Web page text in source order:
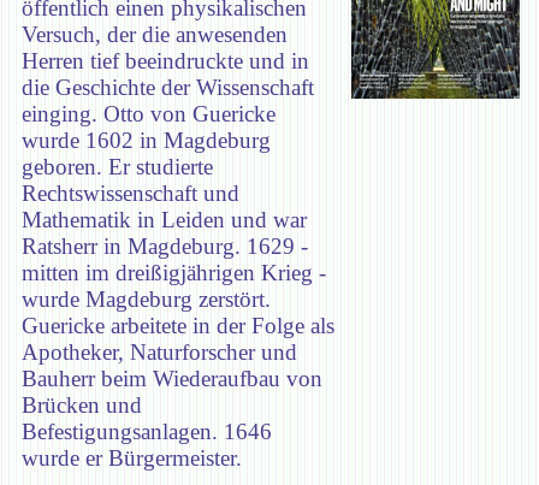
öffentlich einen physikalischen
Versuch, der die anwesenden
Herren tief beeindruckte und in
die Geschichte der Wissenschaft
einging. Otto von Guericke
wurde 1602 in Magdeburg
geboren. Er studierte
Rechtswissenschaft und
Mathematik in Leiden und war
Ratsherr in Magdeburg. 1629 -
mitten im dreißigjährigen Krieg -
wurde Magdeburg zerstört.
Guericke arbeitete in der Folge als
Apotheker, Naturforscher und
Bauherr beim Wiederaufbau von
Brücken und
Befestigungsanlagen. 1646
wurde er Bürgermeister.